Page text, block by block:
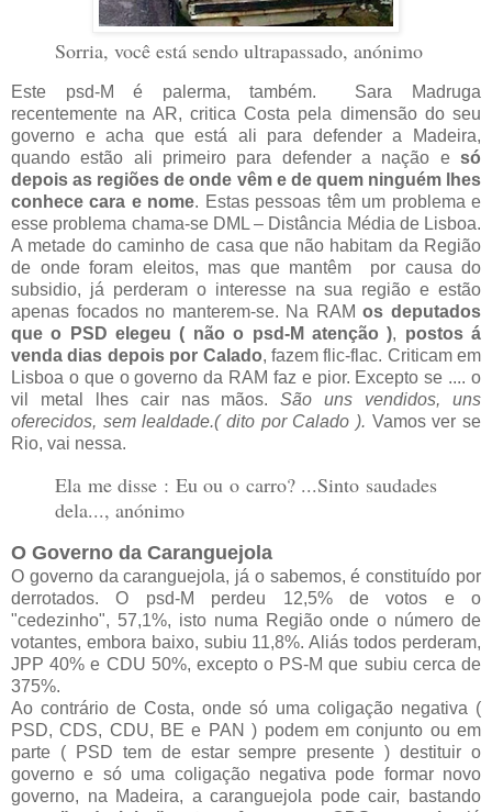
Sorria, você está sendo ultrapassado, anónimo
Este psd-M é palerma, também. Sara Madruga
recentemente na AR, critica Costa pela dimensão do seu
governo e acha que está ali para defender a Madeira,
quando estão ali primeiro para defender a nação e só
depois as regiões de onde vêm e de quem ninguém lhes
conhece cara e nome. Estas pessoas têm um problema e
esse problema chama-se DML – Distância Média de Lisboa.
A metade do caminho de casa que não habitam da Região
de onde foram eleitos, mas que mantêm por causa do
subsidio, já perderam o interesse na sua região e estão
apenas focados no manterem-se. Na RAM os deputados
que o PSD elegeu ( não o psd-M atenção ), postos á
venda dias depois por Calado, fazem flic-flac. Criticam em
Lisboa o que o governo da RAM faz e pior. Excepto se .... o
vil metal lhes cair nas mãos.São uns vendidos, uns
oferecidos, sem lealdade.( dito por Calado ). Vamos ver se
Rio, vai nessa.
Ela me disse : Eu ou o carro? ...Sinto saudades
dela..., anónimo
O Governo da Caranguejola
O governo da caranguejola, já o sabemos, é constituído por
derrotados. O psd-M perdeu 12,5% de votos e o
"cedezinho", 57,1%, isto numa Região onde o número de
votantes, embora baixo, subiu 11,8%. Aliás todos perderam,
JPP 40% e CDU 50%, excepto o PS-M que subiu cerca de
375%.
Ao contrário de Costa, onde só uma coligação negativa (
PSD, CDS, CDU, BE e PAN ) podem em conjunto ou em
parte ( PSD tem de estar sempre presente ) destituir o
governo e só uma coligação negativa pode formar novo
governo, na Madeira, a caranguejola pode cair, bastando